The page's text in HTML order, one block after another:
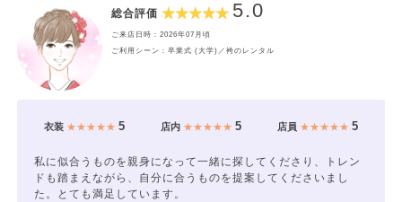
総合評価 5.0
ご来店日時：2026年07月頃
ご利用シーン：卒業式 (大学)／袴のレンタル
衣装★★★★★ 5 店内★★★★★ 5 店員 ★★★★★5
私に似合うものを親身になって一緒に探してくださり、トレン
ドも踏まえながら、自分に合うものを提案してくださいまし
た。とても満足しています。